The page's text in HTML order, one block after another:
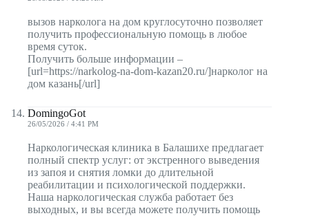
вызов нарколога на дом круглосуточно позволяет
получить профессиональную помощь в любое
время суток.
Получить больше информации –
[url=https://narkolog-na-dom-kazan20.ru/]нарколог на
дом казань[/url]
DomingoGot
26/05/2026 / 4:41 PM
Наркологическая клиника в Балашихе предлагает
полный спектр услуг: от экстренного выведения
из запоя и снятия ломки до длительной
реабилитации и психологической поддержки.
Наша наркологическая служба работает без
выходных, и вы всегда можете получить помощь